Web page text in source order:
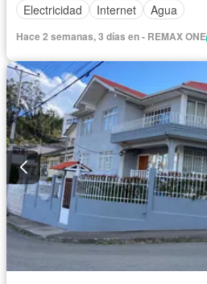
Electricidad
Internet Agua
Hace 2 semanas, 3 días en - REMAX ONE